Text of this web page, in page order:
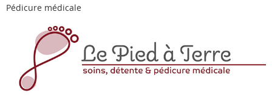
Pédicure médicale